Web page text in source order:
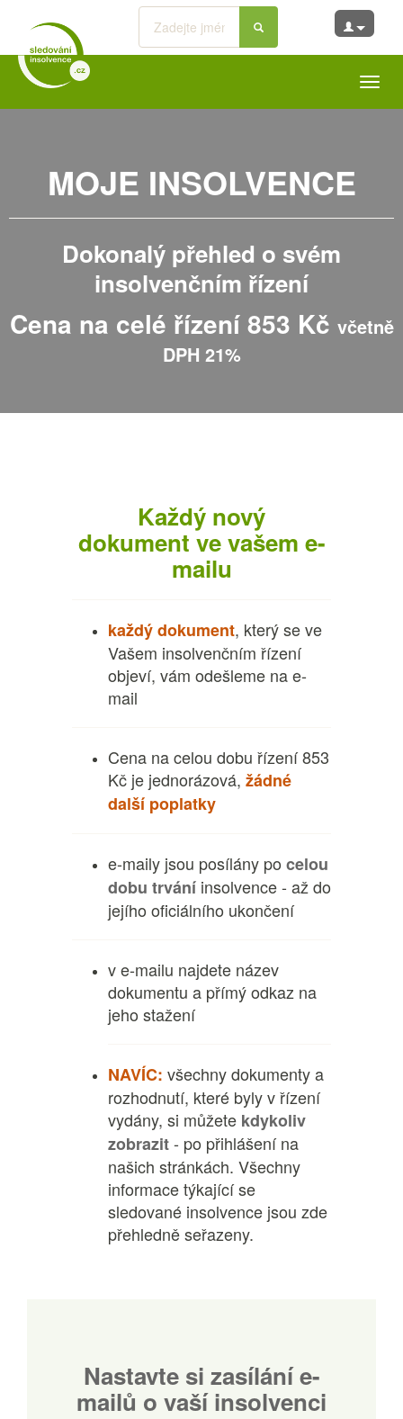
MOJE INSOLVENCE
Dokonalý přehled o svém
insolvenčním řízení
Cena na celé řízení 853 Kč včetně
DPH 21%
Každý nový
dokument ve vašem e-
mailu
každý dokument, který se ve
Vašem insolvenčním řízení
objeví, vám odešleme na e-
mail
Cena na celou dobu řízení 853
Kč je jednorázová, žádné
další poplatky
e-maily jsou posílány po celou
dobu trvání insolvence - až do
jejího oficiálního ukončení
v e-mailu najdete název
dokumentu a přímý odkaz na
jeho stažení
NAVÍC: všechny dokumenty a
rozhodnutí, které byly v řízení
vydány, si můžete kdykoliv
zobrazit- po přihlášení na
našich stránkách. Všechny
informace týkající se
sledované insolvence jsou zde
přehledně seřazeny.
Nastavte si zasílání e-
mailů o vaší insolvenci